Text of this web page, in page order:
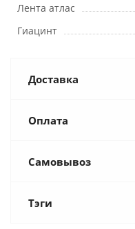
Лента атлас
Гиацинт
Доставка
Оплата
Самовывоз
Тэги